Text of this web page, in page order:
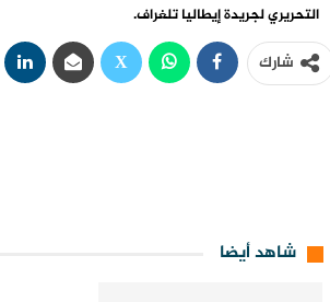
التحريري لجريدة إيطاليا تلغراف.
شارك
شاهد أيضا